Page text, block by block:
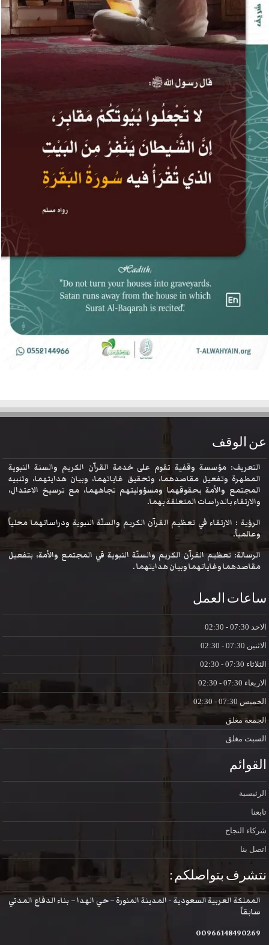
عن الوقف
التعريف: مؤسسة وقفية تقوم على خدمة القرآن الكريم والسنة النبوية
المطهرة وتفعيل مقاصدهما، وتحقيق غاياتهما، وبيان هدايتهما، وتنبيه
المجتمع والأمة بحقوقهما ومسؤوليتهم تجاههما، مع ترسيخ الاعتدال،
والارتقاء بالدراسات المتعلقة بهما.
الرؤية : الارتقاء في تعظيم القرآن الكريم والسنّة النبوية ودراساتهما محلياً
وعالمياً.
الرسالة: تعظيم القرآن الكريم والسنّة النبوية في المجتمع والأمة، بتفعيل
مقاصدهما وغاياتهما وبيان هدايتهما .
ساعات العمل
الاحد
الاثنين
الثلاثاء
الاربعاء
الخميس
الجمعة مغلق
السبت مغلق
القوائم
الرئيسية
تابعنا
شركاء النجاح
اتصل بنا
نتشرف بتواصلكم :
المملكة العربية السعودية - المدينة المنورة – حي الهدا – بناء الدفاع المدني
سابقاً
00966148490269